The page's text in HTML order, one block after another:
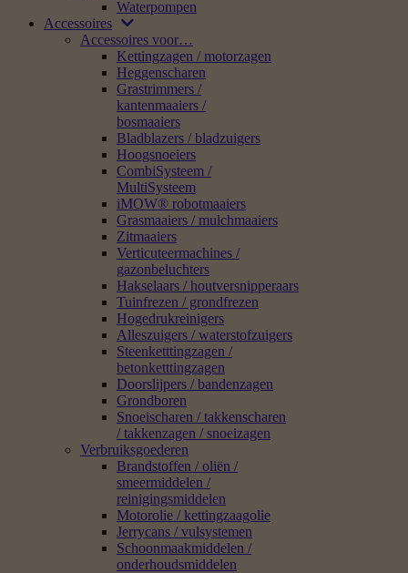
Waterpompen
Accessoires
Accessoires voor…
Kettingzagen / motorzagen
Heggenscharen
Grastrimmers /
kantenmaaiers /
bosmaaiers
Bladblazers / bladzuigers
Hoogsnoeiers
CombiSysteem /
MultiSysteem
iMOW® robotmaaiers
Grasmaaiers / mulchmaaiers
Zitmaaiers
Verticuteermachines /
gazonbeluchters
Hakselaars / houtversnipperaars
Tuinfrezen / grondfrezen
Hogedrukreinigers
Alleszuigers / waterstofzuigers
Steenketttingzagen /
betonketttingzagen
Doorslijpers / bandenzagen
Grondboren
Snoeischaren / takkenscharen
/ takkenzagen / snoeizagen
Verbruiksgoederen
Brandstoffen / oliën /
smeermiddelen /
reinigingsmiddelen
Motorolie / kettingzaagolie
Jerrycans / vulsystemen
Schoonmaakmiddelen /
onderhoudsmiddelen